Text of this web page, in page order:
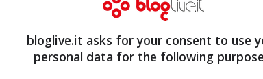
fiera Mahmood riesca ad andare a
edizione della kermesse musicale più
bloglive.it asks for your consent to use
personal data for the following